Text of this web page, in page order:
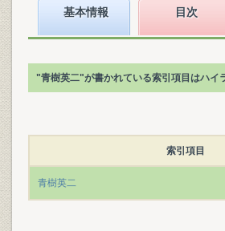
基本情報 目次
"青樹英二"が書かれている索引項目はハイ
索引項目
青樹英二